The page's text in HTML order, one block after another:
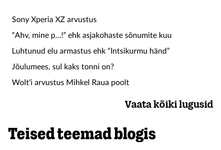
Sony Xperia XZ arvustus
“Ahv, mine p...!” ehk asjakohaste sõnumite kuu
Luhtunud elu armastus ehk “Intsikurmu händ”
Jõulumees, sul kaks tonni on?
Wolt'i arvustus Mihkel Raua poolt
Vaata kõiki lugusid
Teised teemad blogis